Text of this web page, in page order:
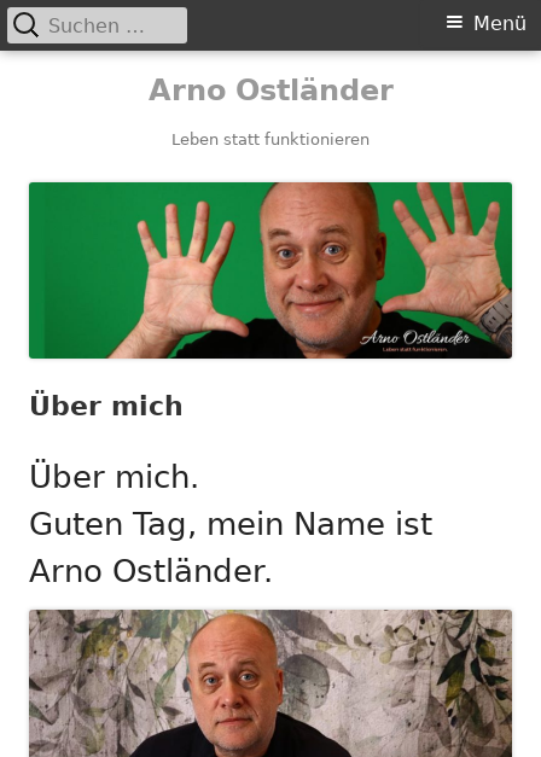
Arno Ostländer
Leben statt funktionieren
Primäres
Menü
Suchen
nach:
Über mich
Über mich.
Guten Tag, mein Name ist
Arno Ostländer.